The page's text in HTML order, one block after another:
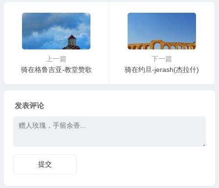
上一篇
骑在格鲁吉亚-教堂赞歌
下一篇
骑在约旦-jerash(杰拉什)
发表评论